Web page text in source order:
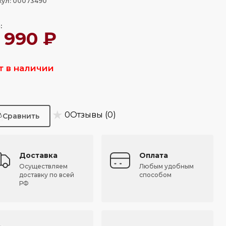
990 ₽
в наличии
★ 0Отзывы (0)
Доставка
Осуществляем
доставку по всей
РФ
Оплата
Любым удобным
способом